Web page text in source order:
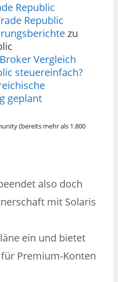
Republic
Republic
zu
Vergleich
steuereinfach?
geplant
(bereits mehr als 1.800
also doch
mit Solaris
ein und bietet
Premium-Konten